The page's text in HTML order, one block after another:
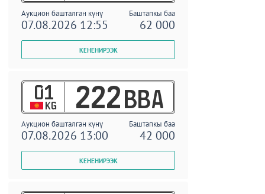
Аукцион башталган күнү Баштапкы баа
07.08.2026 12:55 62 000
01
KG 222 BBA
Аукцион башталган күнү Баштапкы баа
07.08.2026 13:00 42 000